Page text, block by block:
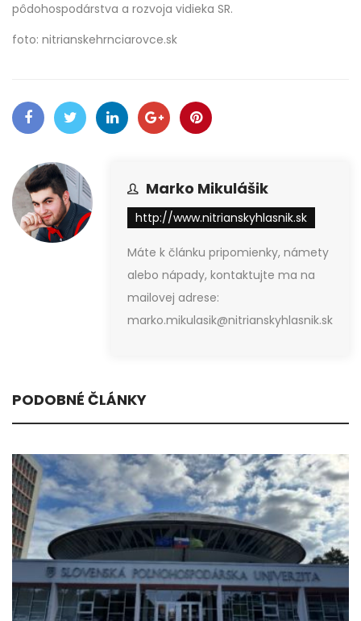
pôdohospodárstva a rozvoja vidieka SR.
foto: nitrianskehrnciarovce.sk
Marko Mikulášik
http://www.nitrianskyhlasnik.sk
Máte k článku pripomienky, námety
alebo nápady, kontaktujte ma na
mailovej adrese:
marko.mikulasik@nitrianskyhlasnik.sk
PODOBNÉ ČLÁNKY